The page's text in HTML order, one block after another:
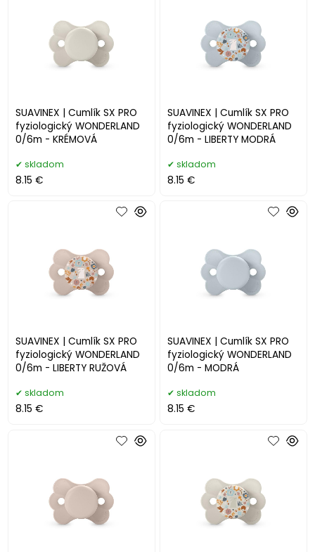
SUAVINEX | Cumlík SX PRO
fyziologický WONDERLAND
0/6m - KRÉMOVÁ
skladom
8.15 €
SUAVINEX | Cumlík SX PRO
fyziologický WONDERLAND
0/6m - LIBERTY MODRÁ
skladom
8.15 €
SUAVINEX | Cumlík SX PRO
fyziologický WONDERLAND
0/6m - LIBERTY RUŽOVÁ
skladom
8.15 €
SUAVINEX | Cumlík SX PRO
fyziologický WONDERLAND
0/6m - MODRÁ
skladom
8.15 €